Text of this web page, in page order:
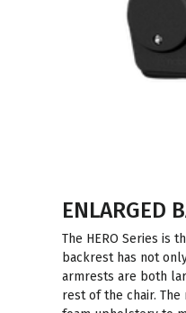
ENLARGED
The HERO Series is
backrest has not
armrests are both
rest of the chair.